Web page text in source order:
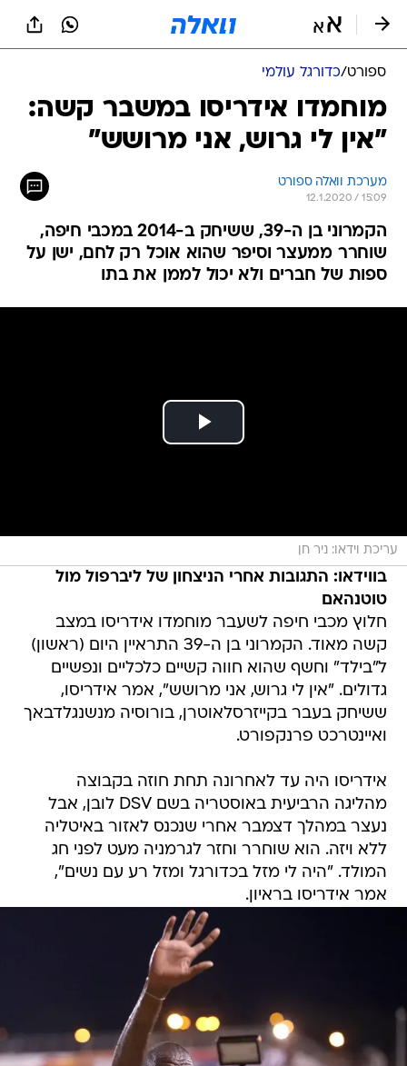
ספורט/כדורגל עולמי
מוחמדו אידריסו במשבר קשה:
"אין לי גרוש, אני מרושש"
מערכת וואלה ספורט
12.1.2020 / 15:09
הקמרוני בן ה-39, ששיחק ב-2014 במכבי חיפה,
שוחרר ממעצר וסיפר שהוא אוכל רק לחם, ישן על
ספות של חברים ולא יכול לממן את בתו
עריכת וידאו: ניר חן
בווידאו: התגובות אחרי הניצחון של ליברפול מול
טוטנהאם
חלוץ מכבי חיפה לשעבר מוחמדו אידריסו במצב
קשה מאוד. הקמרוני בן ה-39 התראיין היום (ראשון)
ל"בילד" וחשף שהוא חווה קשיים כלכליים ונפשיים
גדולים. "אין לי גרוש, אני מרושש", אמר אידריסו,
ששיחק בעבר בקייזרסלאוטרן, בורוסיה מנשנגלדבאך
ואיינטרכט פרנקפורט.
אידריסו היה עד לאחרונה תחת חוזה בקבוצה
מהליגה הרביעית באוסטריה בשם DSV לובן, אבל
נעצר במהלך דצמבר אחרי שנכנס לאזור באיטליה
ללא ויזה. הוא שוחרר וחזר לגרמניה מעט לפני חג
המולד. "היה לי מזל בכדורגל ומזל רע עם נשים",
אמר אידריסו בראיון.